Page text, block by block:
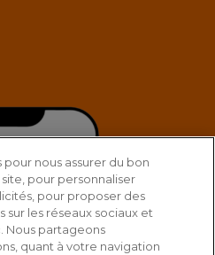
nous assurer du bon
pour personnaliser
pour proposer des
les réseaux sociaux et
Nous partageons
quant à votre navigation